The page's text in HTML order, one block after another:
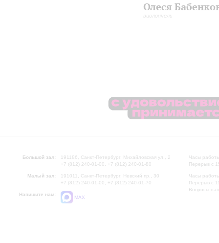
Олеся
виолончель
Большой зал:
191186, Санкт-Петербург, Михайловская ул., 2
+7 (812) 240-01-00, +7 (812) 240-01-80
Малый зал:
191011, Санкт-Петербург, Невский пр., 30
+7 (812) 240-01-00, +7 (812) 240-01-70
Напишите нам:
MAX
Часы
Перерыв с
Часы
Перерыв с
Вопросы